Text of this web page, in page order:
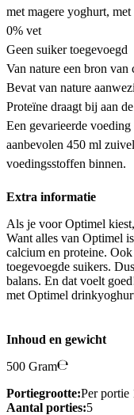
met magere yoghurt,
0% vet
Geen suiker toegevoegd
Van nature een bron van
Bevat van nature
Proteïne draagt bij aan
Een gevarieerde
aanbevolen 450 ml
voedingsstoffen binnen.
Extra informatie
Als je voor Optimel
Want alles van Optimel
calcium en proteine.
toegevoegde suikers.
balans. En dat voelt
met Optimel
Inhoud en gewicht
500 Gram
Portiegrootte:Per portie
Aantal porties:5